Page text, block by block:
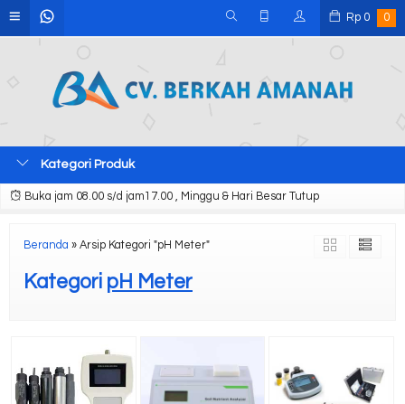
Rp 0 0
Kategori Produk
Buka jam 08.00 s/d jam17.00 , Minggu & Hari Besar Tutup
Beranda » Arsip Kategori "pH Meter"
Kategori pH Meter